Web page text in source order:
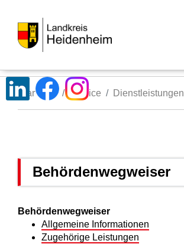
Startseite Service Dienstleistungen
Behördenwegweiser
Behördenwegweiser
Allgemeine Informationen
Zugehörige Leistungen